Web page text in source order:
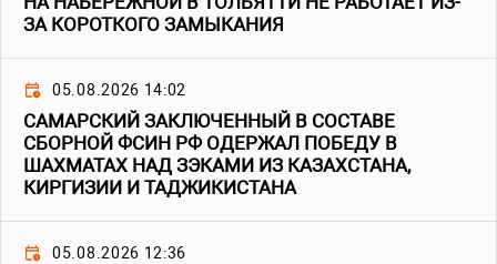
ЗА КОРОТКОГО ЗАМЫКАНИЯ
05.08.2026 14:02
САМАРСКИЙ ЗАКЛЮЧЕННЫЙ В СОСТАВЕ
СБОРНОЙ ФСИН РФ ОДЕРЖАЛ ПОБЕДУ В
ШАХМАТАХ НАД ЗЭКАМИ ИЗ КАЗАХСТАНА,
КИРГИЗИИ И ТАДЖИКИСТАНА
05.08.2026 12:36